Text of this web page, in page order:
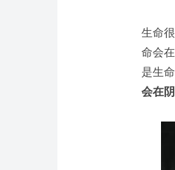
生命
命会
是生
会在